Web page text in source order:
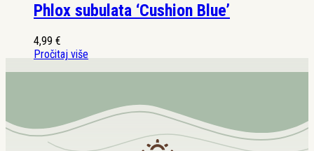
Phlox subulata ‘Cushion Blue’
4,99 €
Pročitaj više